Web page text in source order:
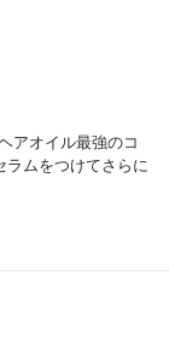
アオイル最強のコ
ムをつけてさらに